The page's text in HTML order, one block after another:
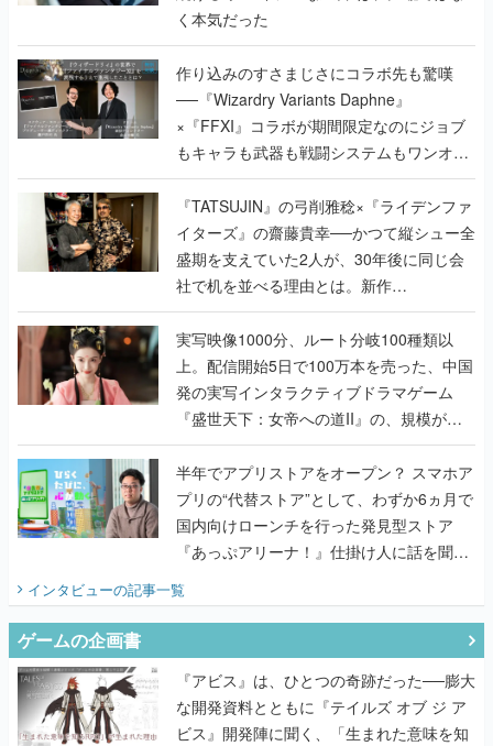
く本気だった
作り込みのすさまじさにコラボ先も驚嘆
──『Wizardry Variants Daphne』
×『FFXI』コラボが期間限定なのにジョブ
もキャラも武器も戦闘システムもワンオフ
で作り込まれた理由を両ディレクターに聞
く
『TATSUJIN』の弓削雅稔×『ライデンファ
イターズ』の齋藤貴幸──かつて縦シュー全
盛期を支えていた2人が、30年後に同じ会
社で机を並べる理由とは。新作
『TATSUJIN EXTREME』で初タッグを組
んだレジェンド2人に訊く開発秘話
実写映像1000分、ルート分岐100種類以
上。配信開始5日で100万本を売った、中国
発の実写インタラクティブドラマゲーム
『盛世天下：女帝への道II』の、規模が違
うこだわりをプロデューサーに聞いた
半年でアプリストアをオープン？ スマホア
プリの“代替ストア”として、わずか6ヵ月で
国内向けローンチを行った発見型ストア
『あっぷアリーナ！』仕掛け人に話を聞い
てみた
インタビューの記事一覧
ゲームの企画書
『アビス』は、ひとつの奇跡だった──膨大
な開発資料とともに『テイルズ オブ ジ ア
ビス』開発陣に聞く、「生まれた意味を知